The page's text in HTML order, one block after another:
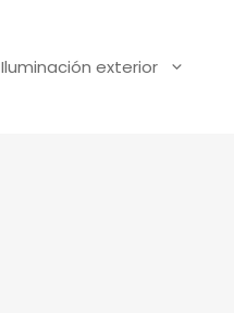
Iluminación exterior